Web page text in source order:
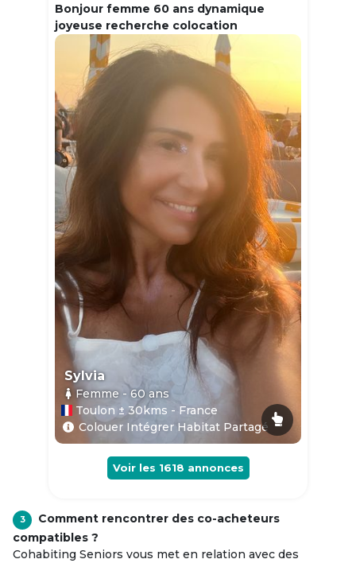
Bonjour femme 60 ans dynamique
joyeuse recherche colocation
Sylvia
Femme - 60ans
Toulon ± 30kms - France
Colouer Intégrer Habitat Partagé
Voir les 1618 annonces
3
Comment rencontrer des co-acheteurs
compatibles ?
Cohabiting Seniors vous met en relation avec des